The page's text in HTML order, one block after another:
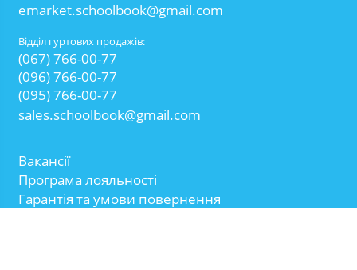
emarket.schoolbook@gmail.com
Відділ гуртових продажів:
(067) 766-00-77
(096) 766-00-77
(095) 766-00-77
sales.schoolbook@gmail.com
Вакансії
Програма лояльності
Гарантія та умови повернення